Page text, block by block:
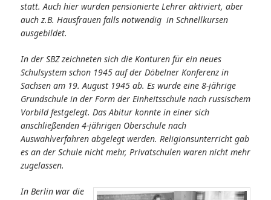
statt. Auch hier wurden pensionierte Lehrer aktiviert, aber
auch z.B. Hausfrauen falls notwendig in Schnellkursen
ausgebildet.
In der SBZ zeichneten sich die Konturen für ein neues
Schulsystem schon 1945 auf der Döbelner Konferenz in
Sachsen am 19. August 1945 ab. Es wurde eine 8-jährige
Grundschule in der Form der Einheitsschule nach russischem
Vorbild festgelegt. Das Abitur konnte in einer sich
anschließenden 4-jährigen Oberschule nach
Auswahlverfahren abgelegt werden. Religionsunterricht gab
es an der Schule nicht mehr, Privatschulen waren nicht mehr
zugelassen.
In Berlin war die